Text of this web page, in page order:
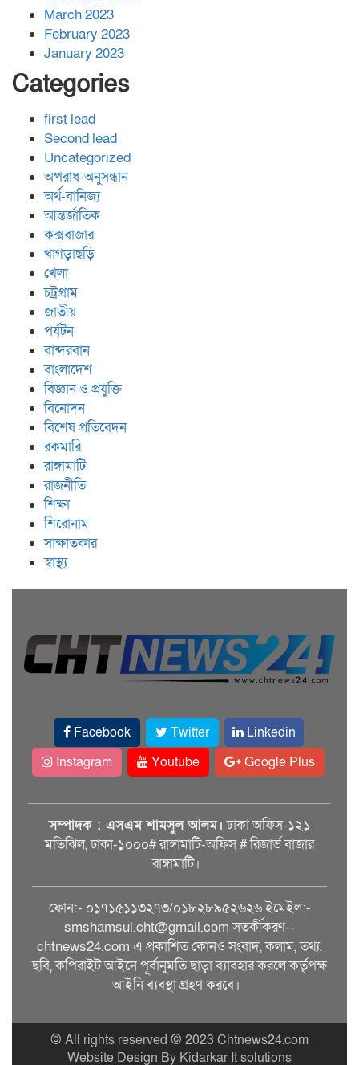
March 2023
February 2023
January 2023
Categories
first lead
Second lead
Uncategorized
অপরাধ-অনুসন্ধান
অর্থ-বানিজ্য
আন্তর্জাতিক
কক্সবাজার
খাগড়াছড়ি
খেলা
চট্রগ্রাম
জাতীয়
পর্যটন
বান্দরবান
বাংলাদেশ
বিজ্ঞান ও প্রযুক্তি
বিনোদন
বিশেষ প্রতিবেদন
রকমারি
রাঙ্গামাটি
রাজনীতি
শিক্ষা
শিরোনাম
সাক্ষাতকার
স্বাস্থ্য
Facebook Twitter
Linkedin
Instagram
Youtube Google Plus
সম্পাদক : এসএম শামসুল আলম। ঢাকা অফিস-১২১
মতিঝিল, ঢাকা-১০০০# রাঙ্গামাটি-অফিস # রিজার্ভ বাজার
রাঙ্গামাটি।
ফোন:- ০১৭১৫১১৩২৭৩/০১৮২৮৯৫২৬২৬ ইমেইল:-
smshamsul.cht@gmail.com সতর্কীকরণ--
chtnews24.com এ প্রকাশিত কোনও সংবাদ, কলাম, তথ্য,
ছবি, কপিরাইট আইনে পূর্বানুমতি ছাড়া ব্যাবহার করলে কর্তৃপক্ষ
আইনি ব্যবস্থা গ্রহণ করবে।
© All rights reserved © 2023 Chtnews24.com
Website Design By Kidarkar It solutions